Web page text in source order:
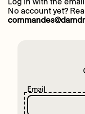
No account yet?
Email